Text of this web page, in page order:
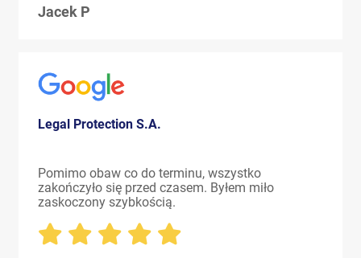
Jacek P
Legal Protection S.A.
Pomimo obaw co do terminu, wszystko
zakończyło się przed czasem. Byłem miło
zaskoczony szybkością.